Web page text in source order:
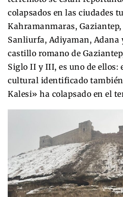
colapsados en las ciudades
Kahramanmaras,
Sanliurfa, Adiyaman, Adana
castillo romano de
Siglo II y III, es uno de ellos:
cultural identificado
Kalesi» ha colapsado en el